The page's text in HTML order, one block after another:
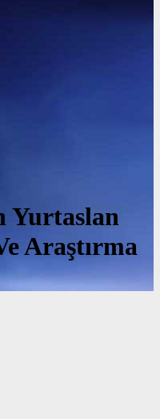
Yurtaslan
Araştırma